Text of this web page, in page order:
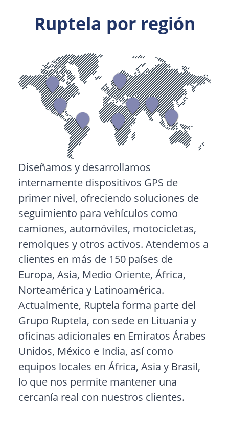
Ruptela por región
Diseñamos y desarrollamos
internamente dispositivos GPS de
primer nivel, ofreciendo soluciones de
seguimiento para vehículos como
camiones, automóviles, motocicletas,
remolques y otros activos. Atendemos a
clientes en más de 150 países de
Europa, Asia, Medio Oriente, África,
Norteamérica y Latinoamérica.
Actualmente, Ruptela forma parte del
Grupo Ruptela, con sede en Lituania y
oficinas adicionales en Emiratos Árabes
Unidos, México e India, así como
equipos locales en África, Asia y Brasil,
lo que nos permite mantener una
cercanía real con nuestros clientes.